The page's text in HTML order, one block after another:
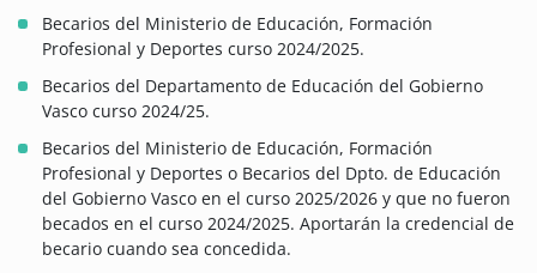
Becarios del Ministerio de Educación, Formación
Profesional y Deportes curso 2024/2025.
Becarios del Departamento de Educación del Gobierno
Vasco curso 2024/25.
Becarios del Ministerio de Educación, Formación
Profesional y Deportes o Becarios del Dpto. de Educación
del Gobierno Vasco en el curso 2025/2026 y que no fueron
becados en el curso 2024/2025. Aportarán la credencial de
becario cuando sea concedida.